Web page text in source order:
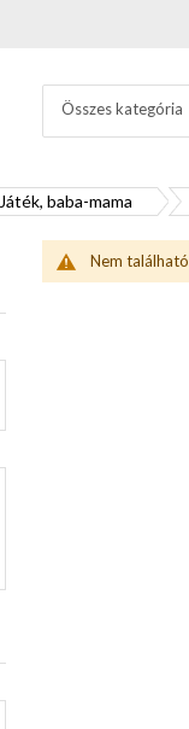
Összes kategória
Játék, baba-mama
Nem